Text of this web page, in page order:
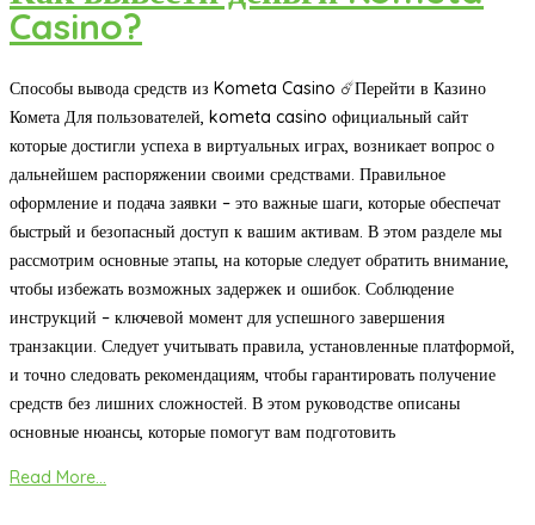
Casino?
Способы вывода средств из Kometa Casino ☄️Перейти в Казино
Комета Для пользователей, kometa casino официальный сайт
которые достигли успеха в виртуальных играх, возникает вопрос о
дальнейшем распоряжении своими средствами. Правильное
оформление и подача заявки – это важные шаги, которые обеспечат
быстрый и безопасный доступ к вашим активам. В этом разделе мы
рассмотрим основные этапы, на которые следует обратить внимание,
чтобы избежать возможных задержек и ошибок. Соблюдение
инструкций – ключевой момент для успешного завершения
транзакции. Следует учитывать правила, установленные платформой,
и точно следовать рекомендациям, чтобы гарантировать получение
средств без лишних сложностей. В этом руководстве описаны
основные нюансы, которые помогут вам подготовить
Read More...